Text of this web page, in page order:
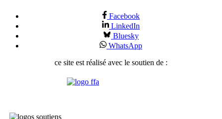
Facebook
LinkedIn
Bluesky
WhatsApp
ce site est réalisé avec le soutien de :